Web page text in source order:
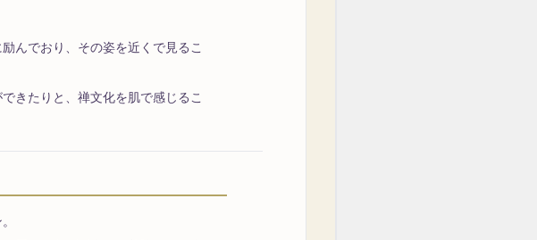
んでおり、その姿を近くで見るこ
きたりと、禅文化を肌で感じるこ